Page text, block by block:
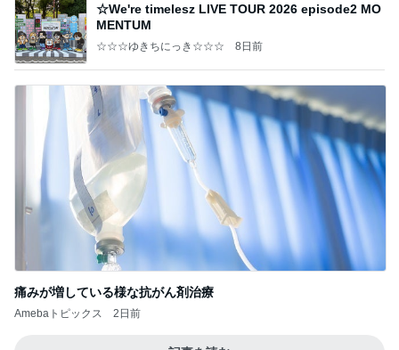
☆We're timelesz LIVE TOUR 2026 episode2 MO
MENTUM
☆☆☆ゆきちにっき☆☆☆ 8日前
痛みが増している様な抗がん剤治療
Amebaトピックス 2日前